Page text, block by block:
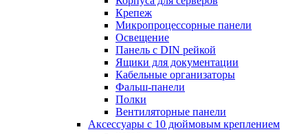
Крепеж
Микропроцессорные панели
Освещение
Панель с DIN рейкой
Ящики для документации
Кабельные организаторы
Фальш-панели
Полки
Вентиляторные панели
Аксессуары с 10 дюймовым креплением